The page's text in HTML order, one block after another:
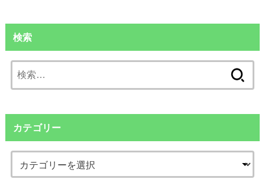
検索
索:
カテゴリー